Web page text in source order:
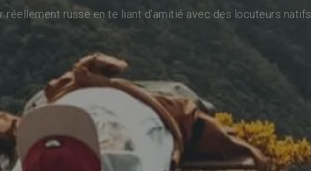
réellement russe en te liant d'amitié avec des locuteurs natifs